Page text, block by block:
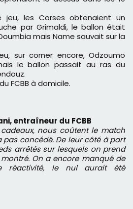
jeu, les Corses obtenaient un
par Grimaldi, le ballon était
mais Name sauvait sur la
sur corner encore, Odzoumo
le ballon passait au ras du
FCBB à domicile.
entraîneur du FCBB
nous coûtent le match
pas concédé. De leur côté à part
arrêtés sur lesquels on prend
On a encore manqué de
réactivité, le nul aurait été